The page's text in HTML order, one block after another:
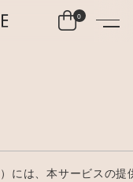
0
には、本サービスの